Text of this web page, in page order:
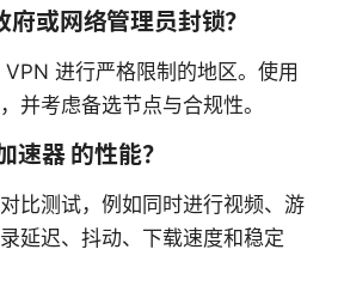
或网络管理员封锁？
进行严格限制的地区。使用
并考虑备选节点与合规性。
速器 的性能？
比测试，例如同时进行视频、游
延迟、抖动、下载速度和稳定